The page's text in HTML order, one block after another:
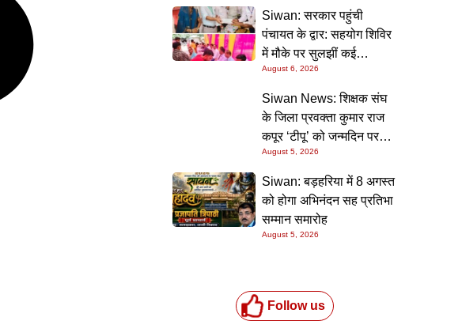
निर्देश
Siwan: सरकार पहुंची
पंचायत के द्वार: सहयोग शिविर
में मौके पर सुलझीं कई
समस्याएं, 30 दिन में समाधान
की गारंटी
August 6, 2026
Siwan News: शिक्षक संघ
के जिला प्रवक्ता कुमार राज
कपूर ‘टीपू’ को जन्मदिन पर
मिली शुभकामनाओं की सौगात
August 5, 2026
Siwan: बड़हरिया में 8 अगस्त
को होगा अभिनंदन सह प्रतिभा
सम्मान समारोह
August 5, 2026
Follow us